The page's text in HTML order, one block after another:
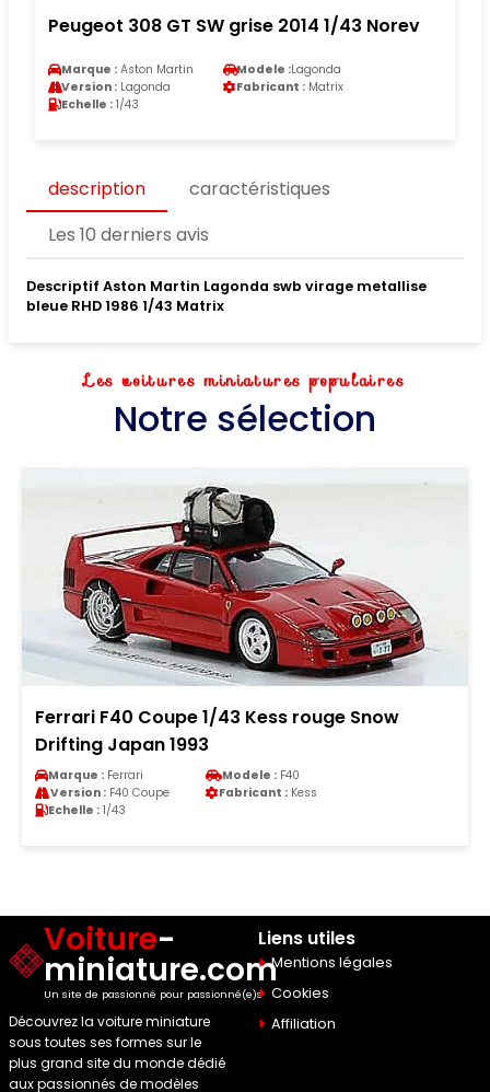
Peugeot 308 GT SW grise 2014 1/43 Norev
Marque : Aston Martin Modele :Lagonda
Version : Lagonda Fabricant : Matrix
Echelle : 1/43
description
caractéristiques
Les 10 derniers avis
Descriptif Aston Martin Lagonda swb virage metallise
bleue RHD 1986 1/43 Matrix
Les voitures miniatures populaires
Notre sélection
Ferrari F40 Coupe 1/43 Kess rouge Snow
Drifting Japan 1993
Marque : Ferrari Modele : F40
Version : F40 Coupe Fabricant : Kess
Echelle : 1/43
Voiture-
miniature.com
Un site de passionné pour passionné(e)s
Découvrez la voiture miniature
sous toutes ses formes sur le
plus grand site du monde dédié
aux passionnés de modèles
Liens utiles
Mentions légales
Cookies
Affiliation